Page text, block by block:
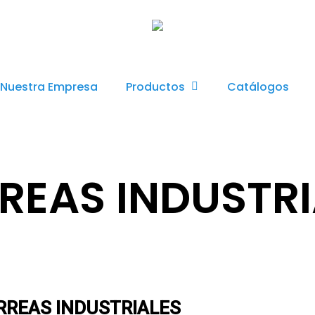
Nuestra Empresa Productos Catálogos
INDUSTRIALES